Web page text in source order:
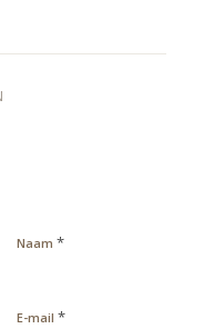
Naam *
E-mail *